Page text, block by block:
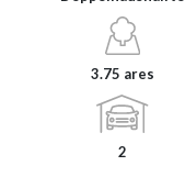
3.75 ares
2